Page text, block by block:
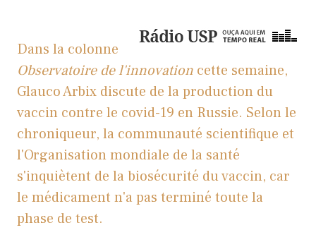
Dans la colonne
Observatoire de l'innovation cette semaine,
Glauco Arbix discute de la production du
vaccin contre le covid-19 en Russie. Selon le
chroniqueur, la communauté scientifique et
l'Organisation mondiale de la santé
s'inquiètent de la biosécurité du vaccin, car
le médicament n'a pas terminé toute la
phase de test.